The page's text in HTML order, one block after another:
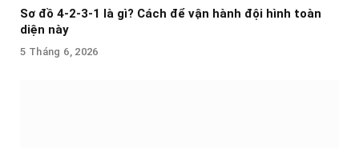
Sơ đồ 4-2-3-1 là gì? Cách để vận hành đội hình toàn
diện này
5 Tháng 6, 2026